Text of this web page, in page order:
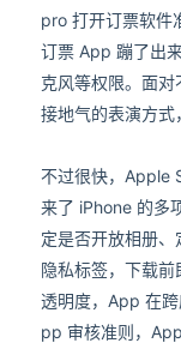
pro 打开订票软件
订票 App 蹦了出
克风等权限。面对
接地气的表演方式
不过很快，Apple
来了 iPhone 的多
定是否开放相册
隐私标签，下载
透明度，App 在
pp 审核准则，